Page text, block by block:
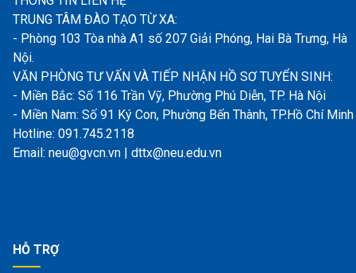
TRUNG TÂM ĐÀO TẠO TỪ XA:
- Phòng 103 Tòa nhà A1 số 207 Giải Phóng, Hai Bà Trưng, Hà
Nội.
VĂN PHÒNG TƯ VẤN VÀ TIẾP NHẬN HỒ SƠ TUYỂN SINH:
- Miền Bắc: Số 116 Trần Vỹ, Phường Phú Diễn, TP. Hà Nội
- Miền Nam: Số 91 Ký Con, Phường Bến Thành, TP.Hồ Chí Minh
Hotline: 091.745.2118
Email: neu@gvcn.vn | dttx@neu.edu.vn
HỖ TRỢ